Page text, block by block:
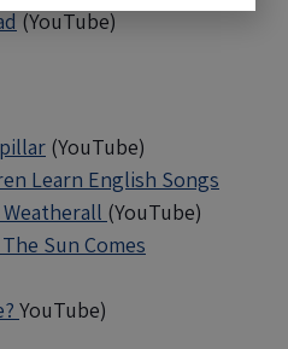
(YouTube)
(YouTube)
Learn English Songs
(YouTube)
Sun Comes
YouTube)